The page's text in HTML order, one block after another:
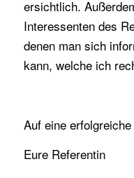
ersichtlich.
Interessenten des
denen man sich
kann, welche ich
Auf eine
Eure Referentin